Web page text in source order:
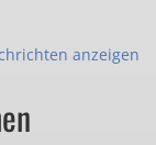
anzeigen